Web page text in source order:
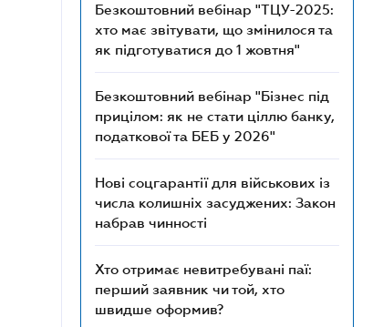
Безкоштовний вебінар "ТЦУ-2025:
хто має звітувати, що змінилося та
як підготуватися до 1 жовтня"
Безкоштовний вебінар "Бізнес під
прицілом: як не стати ціллю банку,
податкової та БЕБ у 2026"
Нові соцгарантії для військових із
числа колишніх засуджених: Закон
набрав чинності
Хто отримає невитребувані паї:
перший заявник чи той, хто
швидше оформив?